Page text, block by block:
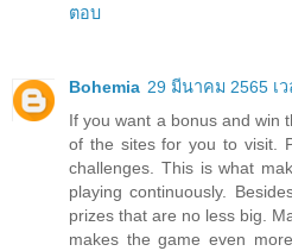
ตอบ
Bohemia 29 มีนาคม 2565 เว
If you want a bonus and win
of the sites for you to visit.
challenges. This is what
playing continuously.
prizes that are no less big.
makes the game even